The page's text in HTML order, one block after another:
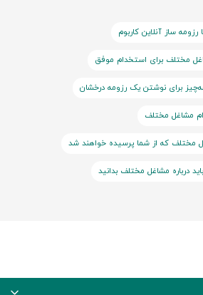
ساز آنلاین کاربوم
مختلف برای استخدام موفق
برای نوشتن یک رزومه درخشان
مشاغل مختلف
مختلف که از شما پرسیده خواهند شد
درباره مشاغل مختلف بدانید